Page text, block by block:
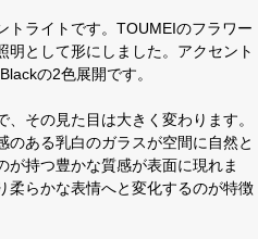
トライトです。TOUMEIのフラワー
として形にしました。アクセント
の2色展開です。
その見た目は大きく変わります。
ある乳白のガラスが空間に自然と
持つ豊かな質感が表面に現れま
柔らかな表情へと変化するのが特徴